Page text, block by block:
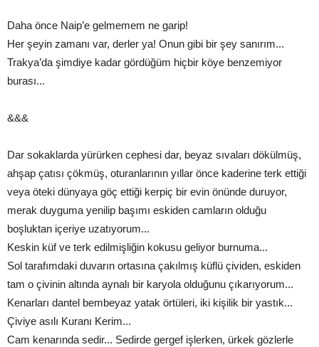
Daha önce Naip’e gelmemem ne garip!
Her şeyin zamanı var, derler ya! Onun gibi bir şey sanırım...
Trakya’da şimdiye kadar gördüğüm hiçbir köye benzemiyor
burası...
&&&
Dar sokaklarda yürürken cephesi dar, beyaz sıvaları dökülmüş,
ahşap çatısı çökmüş, oturanlarının yıllar önce kaderine terk ettiği
veya öteki dünyaya göç ettiği kerpiç bir evin önünde duruyor,
merak duyguma yenilip başımı eskiden camların olduğu
boşluktan içeriye uzatıyorum...
Keskin küf ve terk edilmişliğin kokusu geliyor burnuma...
Sol tarafımdaki duvarın ortasına çakılmış küflü çividen, eskiden
tam o çivinin altında aynalı bir karyola olduğunu çıkarıyorum...
Kenarları dantel bembeyaz yatak örtüleri, iki kişilik bir yastık...
Çiviye asılı Kuranı Kerim...
Cam kenarında sedir... Sedirde gergef işlerken, ürkek gözlerle